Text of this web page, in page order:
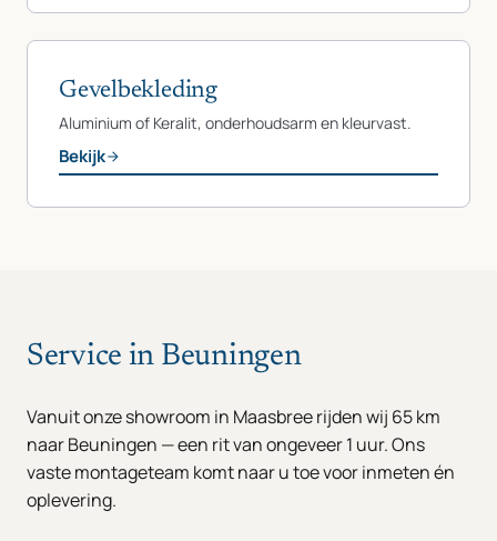
Gevelbekleding
Aluminium of Keralit, onderhoudsarm en kleurvast.
Bekijk
Service in Beuningen
Vanuit onze showroom in Maasbree rijden wij 65 km
naar Beuningen — een rit van ongeveer 1 uur. Ons
vaste montageteam komt naar u toe voor inmeten én
oplevering.